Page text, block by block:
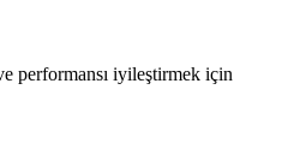
performansı iyileştirmek için